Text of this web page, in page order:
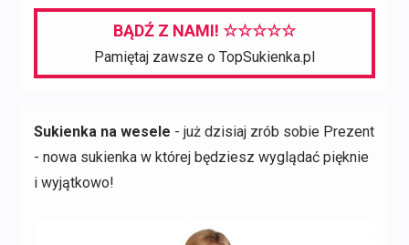
BĄDŹ Z NAMI! ☆☆☆☆☆
Pamiętaj zawsze o TopSukienka.pl
Sukienka na wesele - już dzisiaj zrób sobie Prezent
- nowa sukienka w której będziesz wyglądać pięknie
i wyjątkowo!